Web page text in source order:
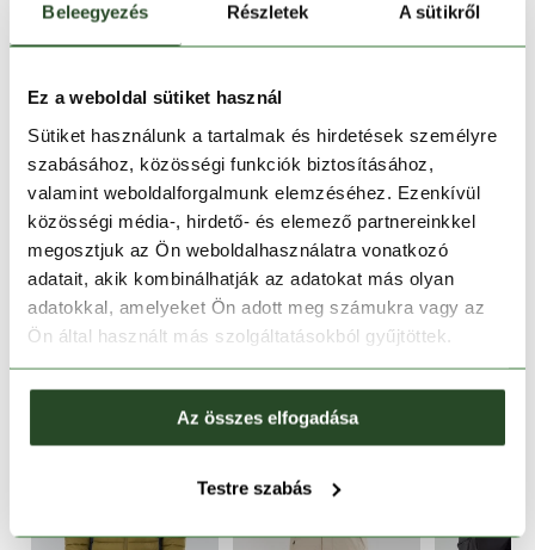
Beleegyezés Részletek A sütikről
Ez a weboldal sütiket használ
Sütiket használunk a tartalmak és hirdetések személyre
szabásához, közösségi funkciók biztosításához,
valamint weboldalforgalmunk elemzéséhez. Ezenkívül
közösségi média-, hirdető- és elemező partnereinkkel
megosztjuk az Ön weboldalhasználatra vonatkozó
adatait, akik kombinálhatják az adatokat más olyan
adatokkal, amelyeket Ön adott meg számukra vagy az
Ön által használt más szolgáltatásokból gyűjtöttek.
Az összes elfogadása
Testre szabás
TERMÉKLEÍRÁS
TERMÉK RÉSZLETEK
30 napos visszaküldés
1-2 munkanapos szállítás
HASONLÓ TERMÉKEK